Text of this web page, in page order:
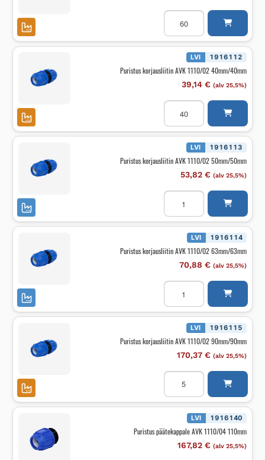
Puristus
korjausliitin
1110/02
32mm/32mm
määrä LVI 1916112
Puristus korjausliitin AVK 1110/02 40mm/40mm
39,14 € (alv 25,5%)
Puristus
korjausliitin
1110/02
40mm/40mm
määrä LVI 1916113
Puristus korjausliitin AVK 1110/02 50mm/50mm
53,82 € (alv 25,5%)
Puristus
korjausliitin
1110/02
50mm/50mm
määrä LVI 1916114
Puristus korjausliitin AVK 1110/02 63mm/63mm
70,88 € (alv 25,5%)
Puristus
korjausliitin
1110/02
63mm/63mm
määrä LVI 1916115
Puristus korjausliitin AVK 1110/02 90mm/90mm
170,37 € (alv 25,5%)
Puristus
korjausliitin
1110/02
90mm/90mm
määrä LVI 1916140
Puristus päätekappale AVK 1110/04 110mm
167,82 € (alv 25,5%)